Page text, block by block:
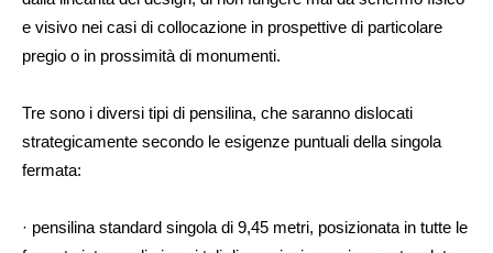
e visivo nei casi di collocazione in prospettive di particolare
pregio o in prossimità di monumenti.
Tre sono i diversi tipi di pensilina, che saranno dislocati
strategicamente secondo le esigenze puntuali della singola
fermata:
· pensilina standard singola di 9,45 metri, posizionata in tutte le